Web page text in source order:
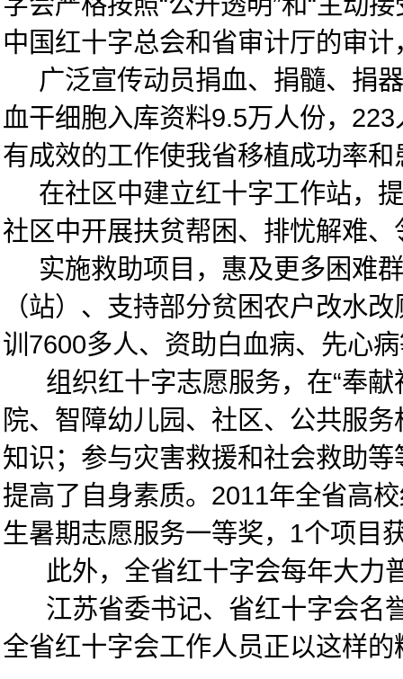
中国红十字总会和省审计厅的审
广泛宣传动员捐血、捐髓、捐器
血干细胞入库资料9.5万人份，
有成效的工作使我省移植成功率
在社区中建立红十字工作站，提
社区中开展扶贫帮困、排忧解难
实施救助项目，惠及更多困难群
（站）、支持部分贫困农户改水
训7600多人、资助白血病、先心
组织红十字志愿服务，在“奉献
院、智障幼儿园、社区、公共服
知识；参与灾害救援和社会救助
提高了自身素质。2011年全省高
生暑期志愿服务一等奖，1个项目
此外，全省红十字会每年大力普
江苏省委书记、省红十字会名誉
全省红十字会工作人员正以这样